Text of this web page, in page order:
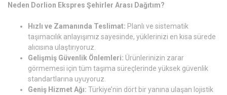
Neden Dorlion Ekspres Şehirler Arası Dağıtım?
Hızlı ve Zamanında Teslimat: Planlı ve sistematik
taşımacılık anlayışımız sayesinde, yüklerinizi en kısa sürede
alıcısına ulaştırıyoruz.
Gelişmiş Güvenlik Önlemleri: Ürünlerinizin zarar
görmemesi için tüm taşıma süreçlerinde yüksek güvenlik
standartlarına uyuyoruz.
Geniş Hizmet Ağı: Türkiye’nin dört bir yanına ulaşan lojistik